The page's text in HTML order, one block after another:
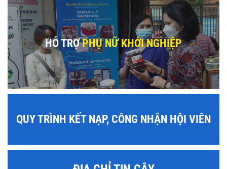
HỖ TRỢPHỤ NỮ KHỞI NGHIỆP
QUY TRÌNH KẾT NẠP, CÔNG NHẬN HỘI VIÊN